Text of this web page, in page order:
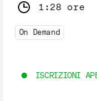
1:28 ore
On Demand
ISCRIZIONI